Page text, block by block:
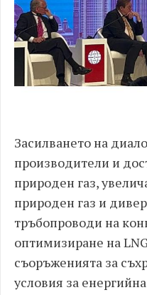
Засилването на
производители и
природен газ,
природен газ и
тръбопроводи на
оптимизиране на
съоръженията за
условия за